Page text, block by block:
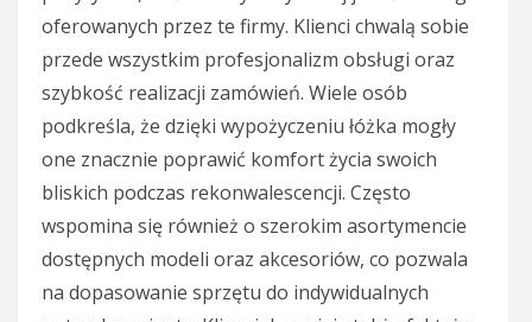
oferowanych przez te firmy. Klienci chwalą sobie
przede wszystkim profesjonalizm obsługi oraz
szybkość realizacji zamówień. Wiele osób
podkreśla, że dzięki wypożyczeniu łóżka mogły
one znacznie poprawić komfort życia swoich
bliskich podczas rekonwalescencji. Często
wspomina się również o szerokim asortymencie
dostępnych modeli oraz akcesoriów, co pozwala
na dopasowanie sprzętu do indywidualnych